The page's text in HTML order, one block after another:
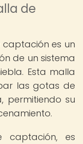
de
es un
de un sistema
Esta malla
las gotas de
permitiendo su
captación, es